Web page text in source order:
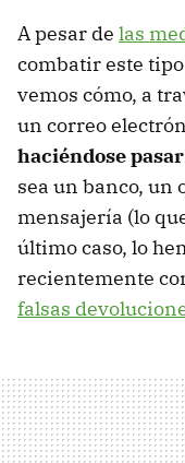
A pesar de las
combatir este
vemos cómo, a
un correo
haciéndose
sea un banco, un
mensajería (lo
último caso, lo
recientemente
falsas